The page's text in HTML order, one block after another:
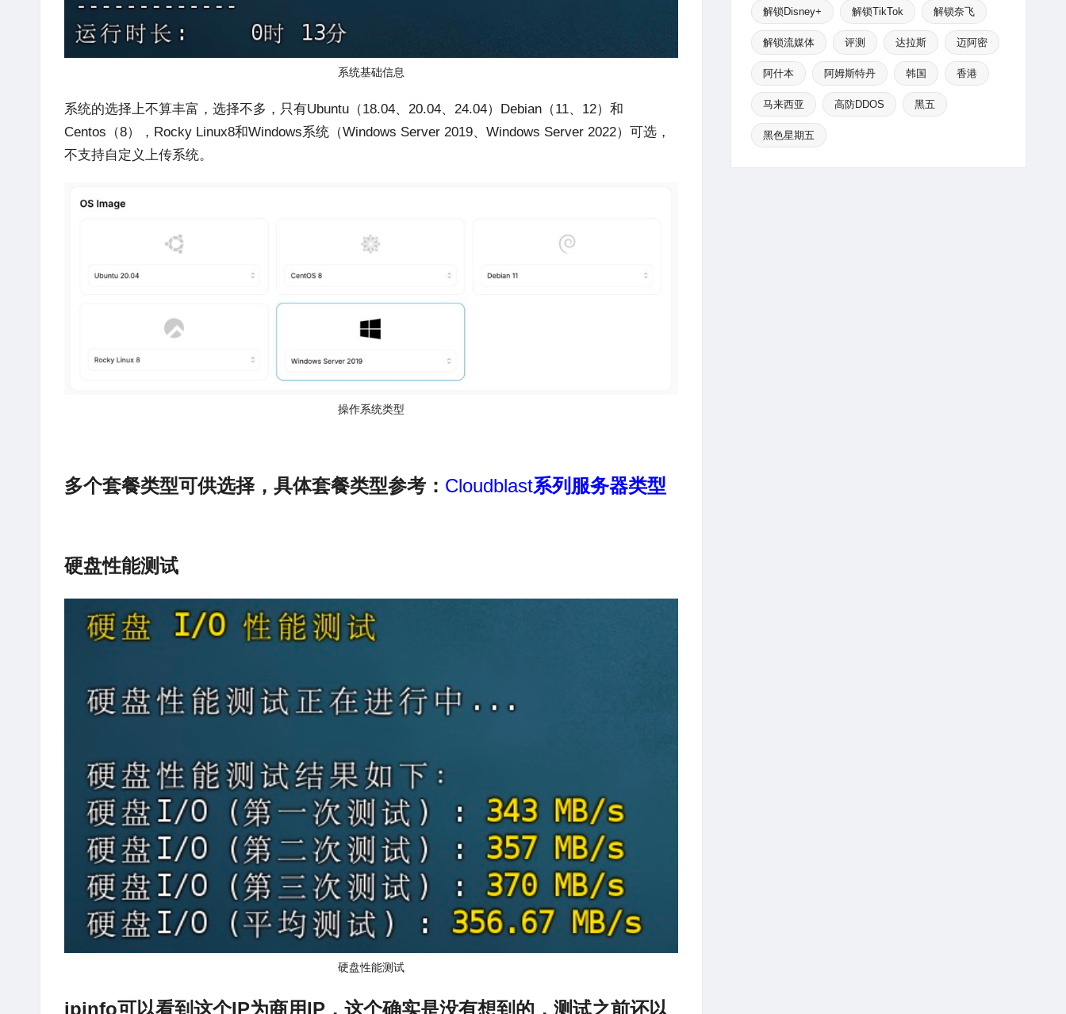
系统基础信息
系统的选择上不算丰富，选择不多，只有Ubuntu（18.04、20.04、24.04）Debian（11、12） 和
Centos（8）
，Rocky Linux8和Windows系统（Windows Server 2019、 Windows Server 2022）可选，
不支持自定义上传系统。
操作系统类型
多个套餐类型可供选择，具体套餐类型参考： Cloudblast系列服务器类型
硬盘性能测试
硬盘性能测试
ipinfo可以看到这个IP为商用IP，这个确实是没有想到的，测试之前还以
解锁Disney+ 解锁TikTok 解锁奈飞
解锁流媒体 评测 达拉斯 迈阿密
阿什本 阿姆斯特丹 韩国 香港
马来西亚 高防DDOS 黑五
黑色星期五